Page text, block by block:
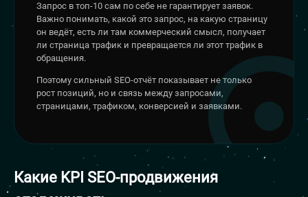
Запрос в топ-10 сам по себе не гарантирует заявок.
Важно понимать, какой это запрос, на какую страницу
он ведёт, есть ли там коммерческий смысл, получает
ли страница трафик и превращается ли этот трафик в
обращения.
Поэтому сильный SEO-отчёт показывает не только
рост позиций, но и связь между запросами,
страницами, трафиком, конверсией и заявками.
Какие KPI SEO-продвижения